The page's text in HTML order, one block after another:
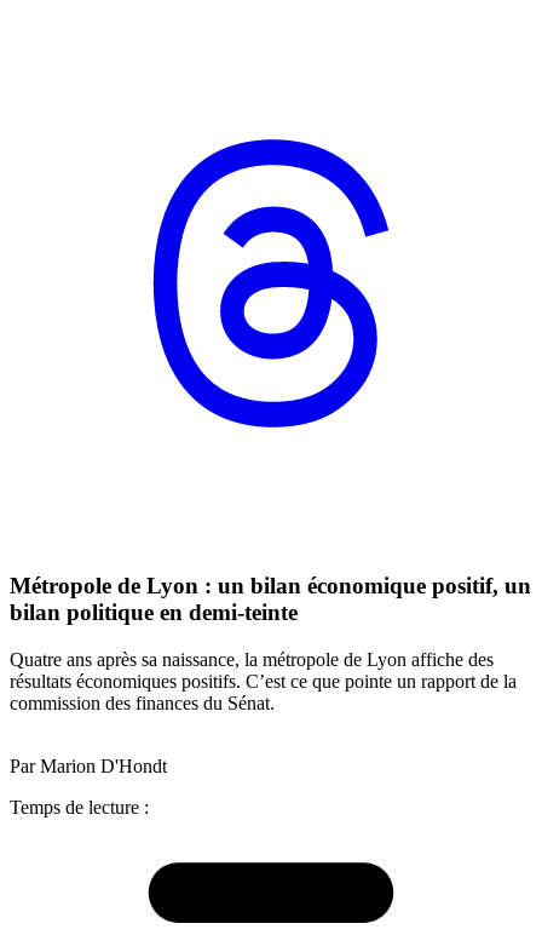
Métropole de Lyon : un bilan économique positif, un
bilan politique en demi-teinte
Quatre ans après sa naissance, la métropole de Lyon affiche des
résultats économiques positifs. C’est ce que pointe un rapport de la
commission des finances du Sénat.
Par Marion D'Hondt
Temps de lecture :